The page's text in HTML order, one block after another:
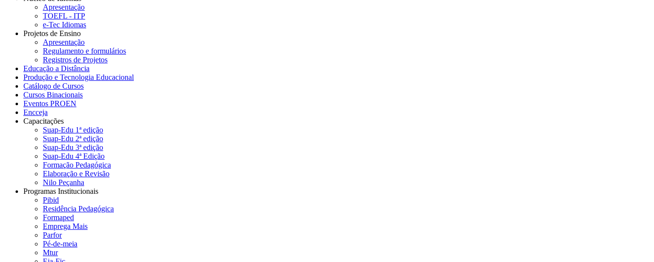
Apresentação
TOEFL - ITP
e-Tec Idiomas
Projetos de Ensino
Apresentação
Regulamento e formulários
Registros de Projetos
Educação a Distância
Produção e Tecnologia Educacional
Catálogo de Cursos
Cursos Binacionais
Eventos PROEN
Encceja
Capacitações
Suap-Edu 1ª edição
Suap-Edu 2ª edição
Suap-Edu 3ª edição
Suap-Edu 4ª Edição
Formação Pedagógica
Elaboração e Revisão
Nilo Peçanha
Programas Institucionais
Pibid
Residência Pedagógica
Formaped
Emprega Mais
Parfor
Pé-de-meia
Mtur